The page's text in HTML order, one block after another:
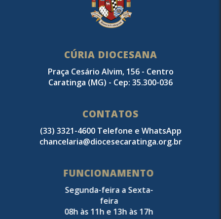
CÚRIA DIOCESANA
Praça Cesário Alvim, 156 - Centro
Caratinga (MG) - Cep: 35.300-036
CONTATOS
(33) 3321-4600 Telefone e WhatsApp
chancelaria@diocesecaratinga.org.br
FUNCIONAMENTO
Segunda-feira a Sexta-
feira
08h às 11h e 13h às 17h